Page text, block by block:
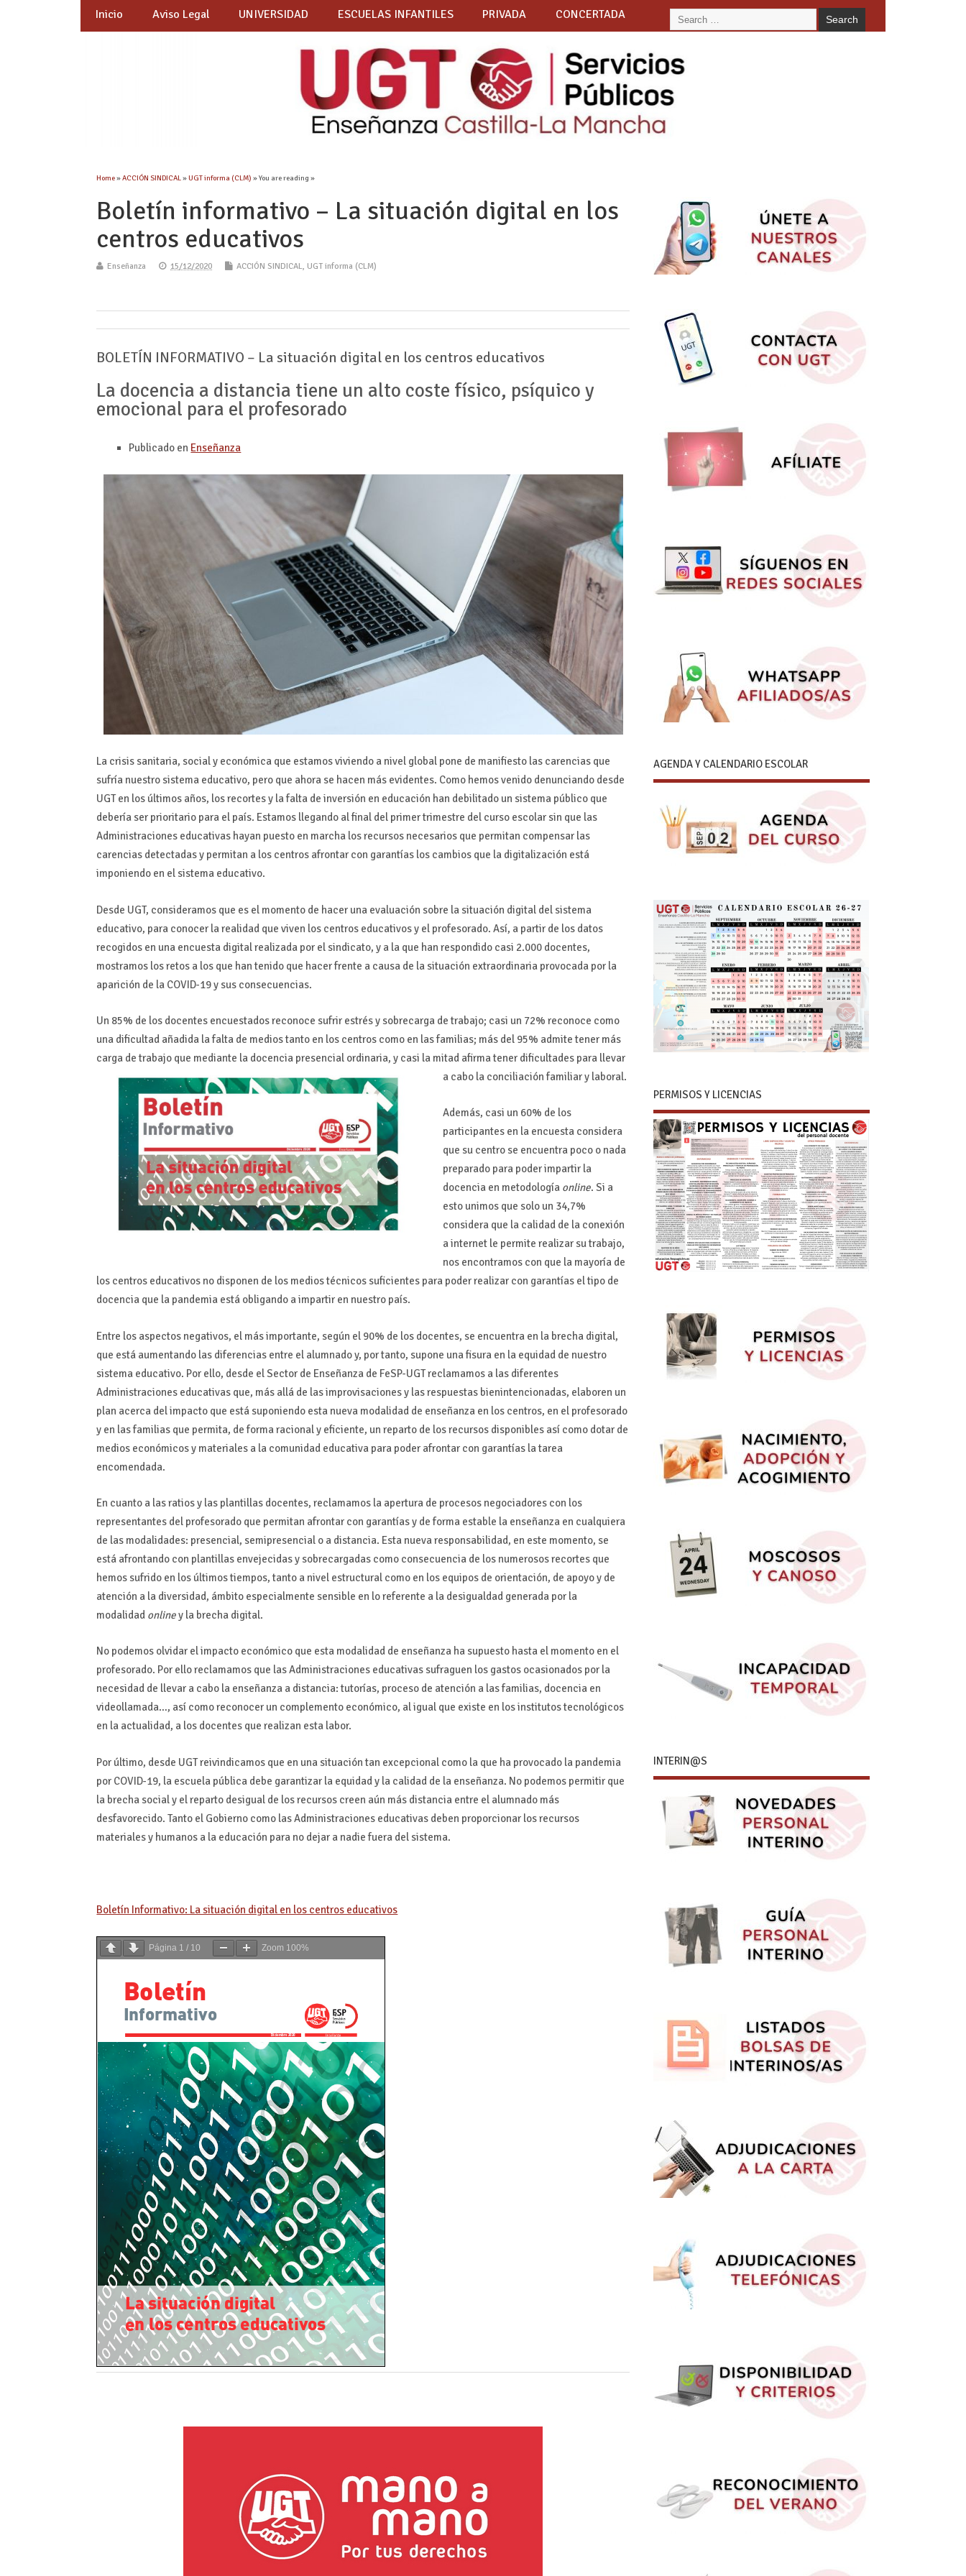
Inicio Aviso Legal UNIVERSIDAD ESCUELAS INFANTILES PRIVADA CONCERTADA
Home»ACCIÓN SINDICAL»UGT informa (CLM) » You are reading »
Boletín informativo – La situación digital en los
centros educativos
Enseñanza 15/12/2020 ACCIÓN SINDICAL, UGT informa (CLM)
BOLETÍN INFORMATIVO – La situación digital en los centros educativos
La docencia a distancia tiene un alto coste físico, psíquico y
emocional para el profesorado
Publicado en Enseñanza
La crisis sanitaria, social y económica que estamos viviendo a nivel global pone de manifiesto las carencias que
sufría nuestro sistema educativo, pero que ahora se hacen más evidentes. Como hemos venido denunciando desde
UGT en los últimos años, los recortes y la falta de inversión en educación han debilitado un sistema público que
debería ser prioritario para el país. Estamos llegando al final del primer trimestre del curso escolar sin que las
Administraciones educativas hayan puesto en marcha los recursos necesarios que permitan compensar las
carencias detectadas y permitan a los centros afrontar con garantías los cambios que la digitalización está
imponiendo en el sistema educativo.
Desde UGT, consideramos que es el momento de hacer una evaluación sobre la situación digital del sistema
educativo, para conocer la realidad que viven los centros educativos y el profesorado. Así, a partir de los datos
recogidos en una encuesta digital realizada por el sindicato, y a la que han respondido casi 2.000 docentes,
mostramos los retos a los que han tenido que hacer frente a causa de la situación extraordinaria provocada por la
aparición de la COVID-19 y sus consecuencias.
Un 85% de los docentes encuestados reconoce sufrir estrés y sobrecarga de trabajo; casi un 72% reconoce como
una dificultad añadida la falta de medios tanto en los centros como en las familias; más del 95% admite tener más
carga de trabajo que mediante la docencia presencial ordinaria, y casi la mitad afirma tener dificultades para llevar
a cabo la conciliación familiar y laboral.
Además, casi un 60% de los
participantes en la encuesta considera
que su centro se encuentra poco o nada
preparado para poder impartir la
docencia en metodología online. Si a
esto unimos que solo un 34,7%
considera que la calidad de la conexión
a internet le permite realizar su trabajo,
nos encontramos con que la mayoría de
los centros educativos no disponen de los medios técnicos suficientes para poder realizar con garantías el tipo de
docencia que la pandemia está obligando a impartir en nuestro país.
Entre los aspectos negativos, el más importante, según el 90% de los docentes, se encuentra en la brecha digital,
que está aumentando las diferencias entre el alumnado y, por tanto, supone una fisura en la equidad de nuestro
sistema educativo. Por ello, desde el Sector de Enseñanza de FeSP-UGT reclamamos a las diferentes
Administraciones educativas que, más allá de las improvisaciones y las respuestas bienintencionadas, elaboren un
plan acerca del impacto que está suponiendo esta nueva modalidad de enseñanza en los centros, en el profesorado
y en las familias que permita, de forma racional y eficiente, un reparto de los recursos disponibles así como dotar de
medios económicos y materiales a la comunidad educativa para poder afrontar con garantías la tarea
encomendada.
En cuanto a las ratios y las plantillas docentes, reclamamos la apertura de procesos negociadores con los
representantes del profesorado que permitan afrontar con garantías y de forma estable la enseñanza en cualquiera
de las modalidades: presencial, semipresencial o a distancia. Esta nueva responsabilidad, en este momento, se
está afrontando con plantillas envejecidas y sobrecargadas como consecuencia de los numerosos recortes que
hemos sufrido en los últimos tiempos, tanto a nivel estructural como en los equipos de orientación, de apoyo y de
atención a la diversidad, ámbito especialmente sensible en lo referente a la desigualdad generada por la
modalidad onliney la brecha digital.
No podemos olvidar el impacto económico que esta modalidad de enseñanza ha supuesto hasta el momento en el
profesorado. Por ello reclamamos que las Administraciones educativas sufraguen los gastos ocasionados por la
necesidad de llevar a cabo la enseñanza a distancia: tutorías, proceso de atención a las familias, docencia en
videollamada…, así como reconocer un complemento económico, al igual que existe en los institutos tecnológicos
en la actualidad, a los docentes que realizan esta labor.
Por último, desde UGT reivindicamos que en una situación tan excepcional como la que ha provocado la pandemia
por COVID-19, la escuela pública debe garantizar la equidad y la calidad de la enseñanza. No podemos permitir que
la brecha social y el reparto desigual de los recursos creen aún más distancia entre el alumnado más
desfavorecido. Tanto el Gobierno como las Administraciones educativas deben proporcionar los recursos
materiales y humanos a la educación para no dejar a nadie fuera del sistema.
Boletín Informativo: La situación digital en los centros educativos
Página 1 / 10 Zoom 100%
AGENDA Y CALENDARIO ESCOLAR
PERMISOS Y LICENCIAS
INTERIN@S